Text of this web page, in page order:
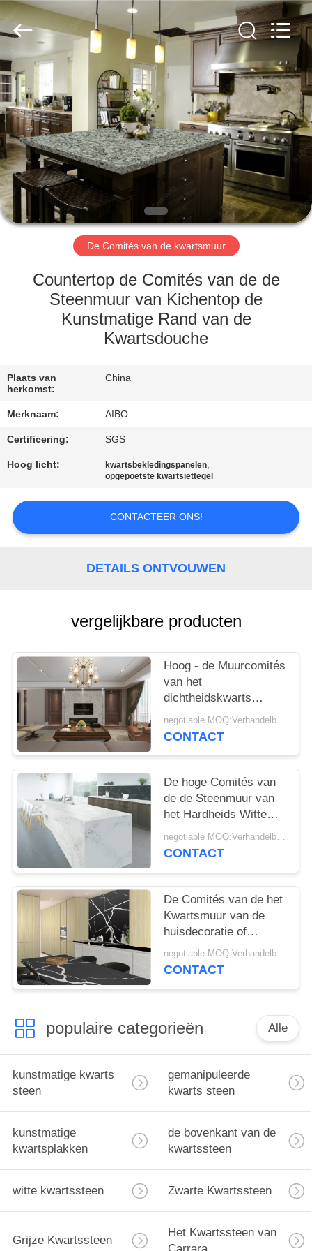
HUIS
PRODUCTEN
ONGEVEER
ONS
FABRIEKSREIS
KWALITEITSCONTROLE
CONTACTEER
NIEUWS
OM
EEN
CITAAT
SITEMAP
New
Material
Technology
CO.,Ltd.
Reserved.
De Comités van de kwartsmuur
Countertop de Comités van de de
Steenmuur van Kichentop de
Kunstmatige Rand van de
Kwartsdouche
Plaats van
herkomst:
China
Merknaam: AIBO
Certificering: SGS
Hoog licht: kwartsbekledingspanelen,
opgepoetste kwartsiettegel
CONTACTEER ONS!
DETAILS ONTVOUWEN
vergelijkbare producten
Hoog - de Muurcomités
van het
dichtheidskwarts
Kunstmatige de
Muurcomités van de
negotiable MOQ:Verhandelbaar
CONTACT
De hoge Comités van
de de Steenmuur van
het Hardheids Witte
Kwarts Kunstmatige
slepen Gebeëindigde
negotiable MOQ:Verhandelbaar
CONTACT
De Comités van de het
Kwartsmuur van de
huisdecoratie of
Keukencountertop
Materialenkwarts
negotiable MOQ:Verhandelbaar
CONTACT
populaire categorieën Alle
kunstmatige kwarts
steen
gemanipuleerde
kwarts steen
kunstmatige
kwartsplakken
de bovenkant van de
kwartssteen
witte kwartssteen Zwarte Kwartssteen
Grijze Kwartssteen
Het Kwartssteen van